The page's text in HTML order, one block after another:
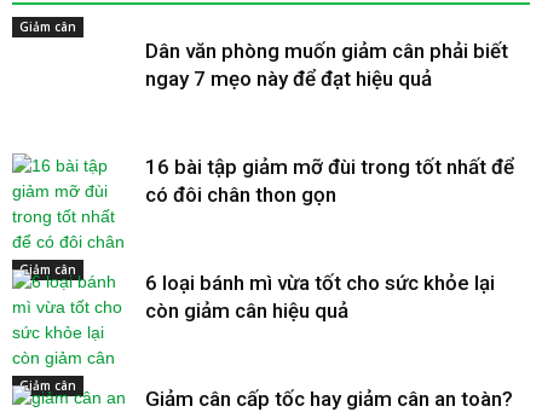
Giảm cân
Dân văn phòng muốn giảm cân phải biết
ngay 7 mẹo này để đạt hiệu quả
Giảm cân
16 bài tập giảm mỡ đùi trong tốt nhất để
có đôi chân thon gọn
Giảm cân
6 loại bánh mì vừa tốt cho sức khỏe lại
còn giảm cân hiệu quả
Giảm cân cấp tốc hay giảm cân an toàn?